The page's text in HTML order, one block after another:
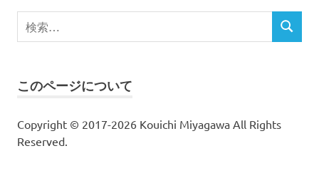
検
索
検
このページについて
Copyright © 2017-2026 Kouichi Miyagawa All Rights
Reserved.